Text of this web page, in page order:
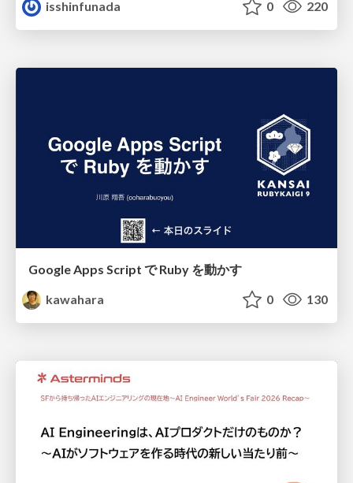
isshinfunada
0 220
Google Apps Script で Ruby を動かす
kawahara
0 130